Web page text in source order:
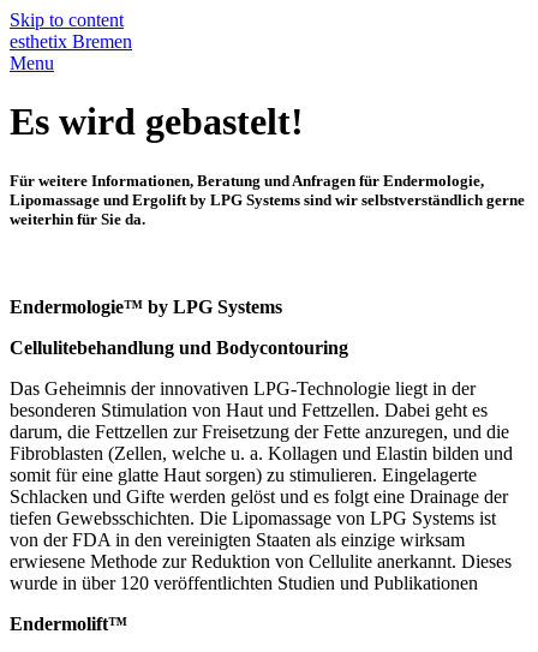
Skip to content
esthetix Bremen
Menu
Es wird gebastelt!
Für weitere Informationen, Beratung und Anfragen für Endermologie,
Lipomassage und Ergolift by LPG Systems sind wir selbstverständlich gerne
weiterhin für Sie da.
Endermologie™ by LPG Systems
Cellulitebehandlung und Bodycontouring
Das Geheimnis der innovativen LPG-Technologie liegt in der
besonderen Stimulation von Haut und Fettzellen. Dabei geht es
darum, die Fettzellen zur Freisetzung der Fette anzuregen, und die
Fibroblasten (Zellen, welche u. a. Kollagen und Elastin bilden und
somit für eine glatte Haut sorgen) zu stimulieren. Eingelagerte
Schlacken und Gifte werden gelöst und es folgt eine Drainage der
tiefen Gewebsschichten. Die Lipomassage von LPG Systems ist
von der FDA in den vereinigten Staaten als einzige wirksam
erwiesene Methode zur Reduktion von Cellulite anerkannt. Dieses
wurde in über 120 veröffentlichten Studien und Publikationen
Endermolift™